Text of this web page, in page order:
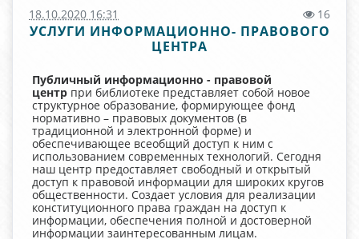
18.10.2020 16:31 16
УСЛУГИ ИНФОРМАЦИОННО- ПРАВОВОГО
ЦЕНТРА
Публичный информационно - правовой
центр при библиотеке представляет собой новое
структурное образование, формирующее фонд
нормативно – правовых документов (в
традиционной и электронной форме) и
обеспечивающее всеобщий доступ к ним с
использованием современных технологий. Сегодня
наш центр предоставляет свободный и открытый
доступ к правовой информации для широких кругов
общественности. Создает условия для реализации
конституционного права граждан на доступ к
информации, обеспечения полной и достоверной
информации заинтересованным лицам.